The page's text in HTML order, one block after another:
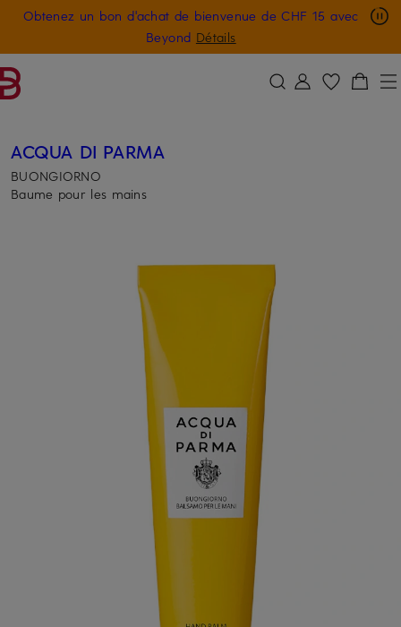
PASSER AU CONTENU PRINCIPAL PASSER AU CHAMP DE
Obtenez un bon d'achat de bienvenue de CHF 15 avec
Beyond Détails
ACQUA DI PARMA
BUONGIORNO
Baume pour les mains